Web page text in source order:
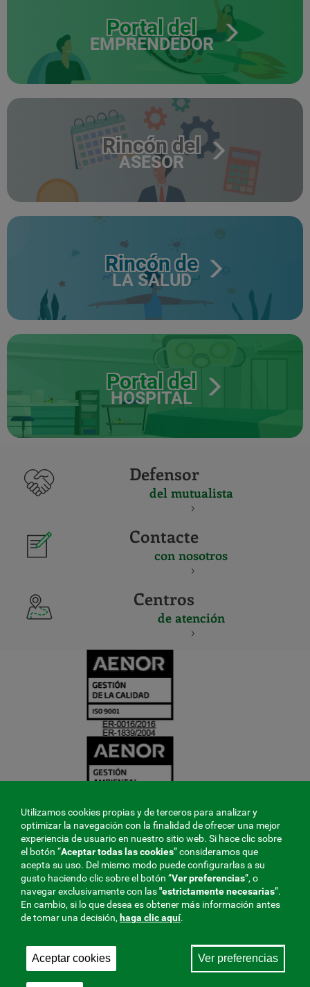
Portal del
EMPRENDEDOR
Rincón del
ASESOR
Rincón de
LA SALUD
Portal del
HOSPITAL
Defensor
del mutualista
Contacte
con nosotros
Centros
de atención
Utilizamos cookies propias y de terceros para analizar y
optimizar la navegación con la finalidad de ofrecer una mejor
experiencia de usuario en nuestro sitio web. Si hace clic sobre
el botón “Aceptar todas las cookies” consideramos que
acepta su uso. Del mismo modo puede configurarlas a su
gusto haciendo clic sobre el botón ”Ver preferencias”, o
navegar exclusivamente con las"estrictamentenecesarias”.
En cambio, si lo que desea es obtener más información antes
de tomar una decisión, haga clic aquí.
Aceptar cookies Ver preferencias